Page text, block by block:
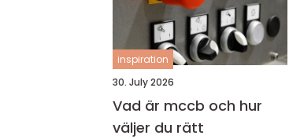
inspiration
30. July 2026
Vad är mccb och hur
väljer du rätt